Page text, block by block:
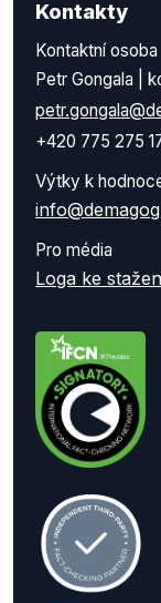
Kontakty
Kontaktní osoba
Petr Gongala |
+420 775 275
Výtky k
Pro média
Loga ke